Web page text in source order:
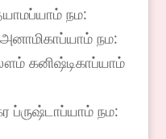
நம:
நம:
நம: